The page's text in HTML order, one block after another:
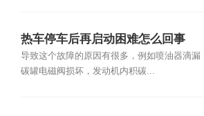
热车停车后再启动困难怎么回事
导致这个故障的原因有很多，例如喷油器滴漏
碳罐电磁阀损坏，发动机内积碳...